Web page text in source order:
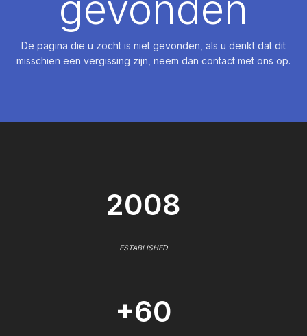
De pagina die u zocht is niet gevonden, als u denkt dat dit
misschien een vergissing zijn, neem dan contact met ons op.
2008
ESTABLISHED
+60